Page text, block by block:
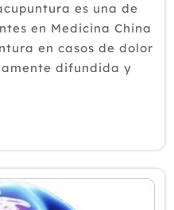
es una de
en Medicina China
en casos de dolor
difundida y
del dolor por sus